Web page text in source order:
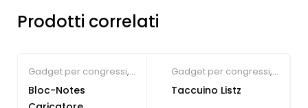
Prodotti correlati
Gadget per congressi,
Block notes e Post-it
Bloc-Notes
Gadget per congressi,
Block notes e Post-it
Taccuino Listz